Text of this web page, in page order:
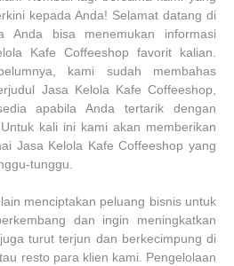
kepada Anda! Selamat datang di
Anda bisa menemukan informasi
Kafe Coffeeshop favorit kalian.
kami sudah membahas
Jasa Kelola Kafe Coffeeshop,
apabila Anda tertarik dengan
kali ini kami akan memberikan
Jasa Kelola Kafe Coffeeshop yang
tunggu.
menciptakan peluang bisnis untuk
dan ingin meningkatkan
turut terjun dan berkecimpung di
resto para klien kami. Pengelolaan